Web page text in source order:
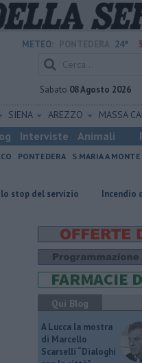
METEO: 24°
Sabato 08 Agosto 2026
SIENA AREZZO MASSA
Interviste Animali
PONTEDERA S.MARIA A MONTE
Incendio divampa
Qui Blog
A Lucca la mostra
di Marcello
Scarselli “Dialoghi